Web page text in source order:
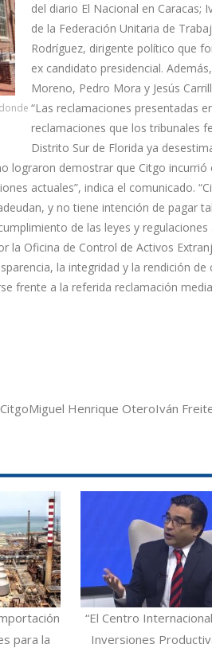
del diario El Nacional en Caracas;
de la Federación Unitaria de
Rodríguez, dirigente político que
ex candidato presidencial.
Moreno, Pedro Mora y Jesús
“Las reclamaciones presentadas
reclamaciones que los tribunales
Distrito Sur de Florida ya
lograron demostrar que Citgo incurrió
actuales”, indica el comunicado.
y no tiene intención de pagar
de las leyes y
la Oficina de Control de Activos
la integridad y la rendición de
frente a la referida reclamación
CitgoMiguel Henrique OteroIván
para la
“El Centro
Inversiones